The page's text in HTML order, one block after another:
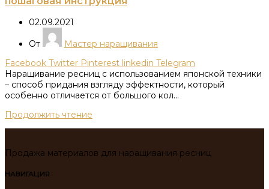
02.09.2021
От
Мастер наращивания
Facebook Twitter Pinterest linkedin Telegram
Наращивание ресниц с использованием японской техники
– способ придания взгляду эффектности, который
особенно отличается от большого кол...
Продолжить чтение
Продажа материалов для наращивания ресниц
НАВИГАЦИЯ